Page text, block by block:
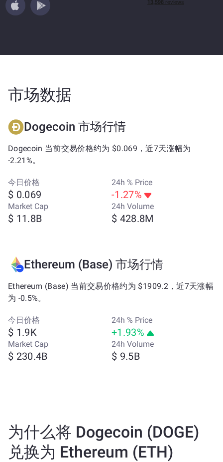
市场数据
Dogecoin 市场行情
Dogecoin 当前交易价格约为 $0.069，近7天涨幅为
-2.21%。
今日价格
$ 0.069
24h % Price
-1.27%
Market Cap
$ 11.8B
24h Volume
$ 428.8M
Ethereum (Base) 市场行情
Ethereum (Base) 当前交易价格约为 $1909.2，近7天涨幅
为 -0.5%。
今日价格
$ 1.9K
24h % Price
+1.93%
Market Cap
$ 230.4B
24h Volume
$ 9.5B
为什么将 Dogecoin (DOGE)
兑换为 Ethereum (ETH)